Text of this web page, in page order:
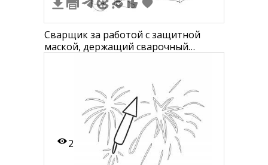
Сварщик за работой с защитной
маской, держащий сварочный
2